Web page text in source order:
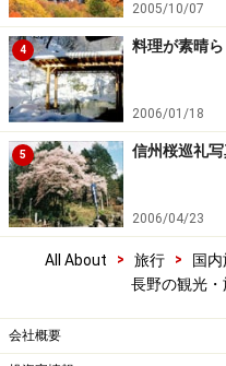
2005/10/07
4 料理が素晴
2006/01/18
5 信州桜巡礼写
2006/04/23
All About > 旅行 > 国
長野の観光・
会社概要